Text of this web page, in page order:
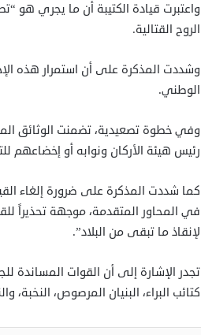
واعتبرت قيادة الكتيبة أن ما يجري هو
الروح القتالية.
وشددت المذكرة على أن استمرار هذه
الوطني.
وفي خطوة تصعيدية، تضمنت الوثائق
رئيس هيئة الأركان ونوابه أو إخضاعهم
كما شددت المذكرة على ضرورة إلغاء
في المحاور المتقدمة، موجهة تحذيراً
لإنقاذ ما تبقى من البلاد”.
تجدر الإشارة إلى أن القوات المساندة
كتائب البراء، البنيان المرصوص،